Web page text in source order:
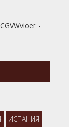
ИСПАНИЯ